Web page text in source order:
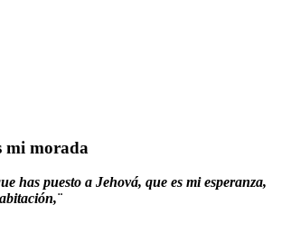
mi morada
has puesto a Jehová, que es mi esperanza,